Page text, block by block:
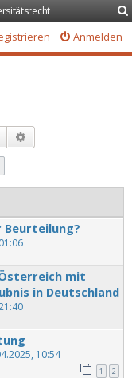
Anmelden
Suche
mit
in Deutschland
10:54
1 2